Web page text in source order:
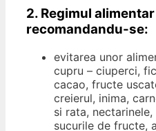
2. Regimul
recomandandu-se:
evitarea unor
cupru – ciuperci,
cacao, fructe
creierul, inima,
si rata,
sucurile de fructe,